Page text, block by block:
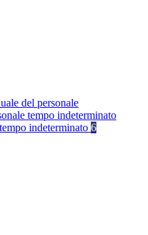
del personale
tempo indeterminato
indeterminato 6